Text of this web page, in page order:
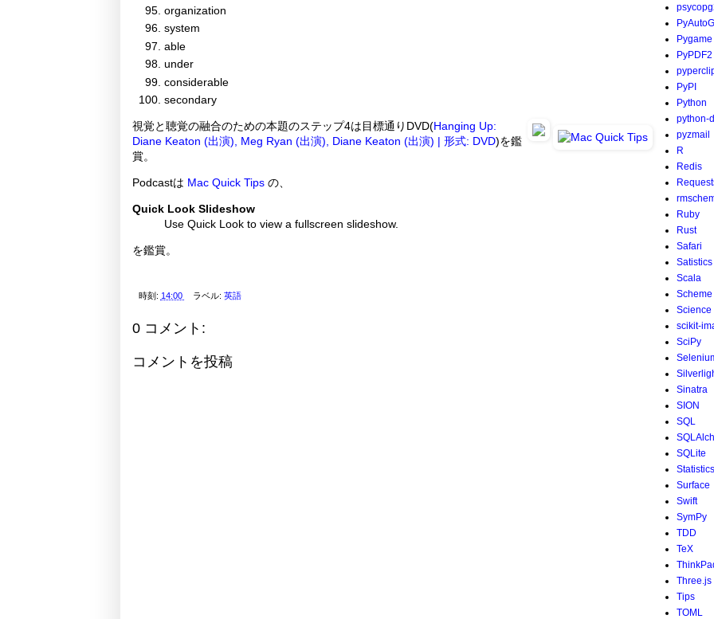
organization
system
able
under
considerable
secondary
視覚と聴覚の融合のための本題のステップ4は目標通りDVD(Hanging Up:
Diane Keaton (出演), Meg Ryan (出演), Diane Keaton (出演) | 形式: DVD)を鑑
賞。
Podcastは Mac Quick Tipsの、
Quick Look Slideshow
Use Quick Look to view a fullscreen slideshow.
を鑑賞。
時刻: 14:00 ラベル:英語
0 コメント:
コメントを投稿
Pygame
PyPDF2
PyPI
Python
python-
pyzmail
R
Redis
Ruby
Rust
Safari
Satistics
Scala
Scheme
Science
scikit-
SciPy
Sinatra
SION
SQL
SQLite
Statistics
Surface
Swift
SymPy
TDD
TeX
Three.js
Tips
TOML